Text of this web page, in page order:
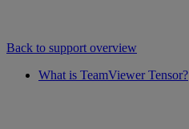
Back to support overview
What is TeamViewer Tensor?